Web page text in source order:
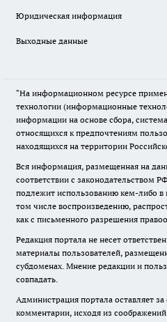
Юридическая информация
Выходные данные
"На информационном ресурсе
технологии (информационные
информации на основе сбора,
относящихся к предпочтениям
находящихся на территории
Вся информация, размещенная на
соответствии с законодательством
подлежит использованию кем-либо
том числе воспроизведению,
как с письменного разрешения
Редакция портала не несет
материалы пользователей,
субдоменах. Мнение редакции и
совпадать.
Администрация портала оставляет
комментарии, исходя из